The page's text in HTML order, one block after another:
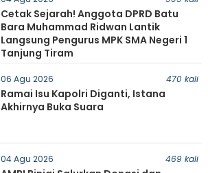
Cetak Sejarah! Anggota DPRD Batu
Bara Muhammad Ridwan Lantik
Langsung Pengurus MPK SMA Negeri 1
Tanjung Tiram
06 Agu 2026 470 kali
Ramai Isu Kapolri Diganti, Istana
Akhirnya Buka Suara
04 Agu 2026 469 kali